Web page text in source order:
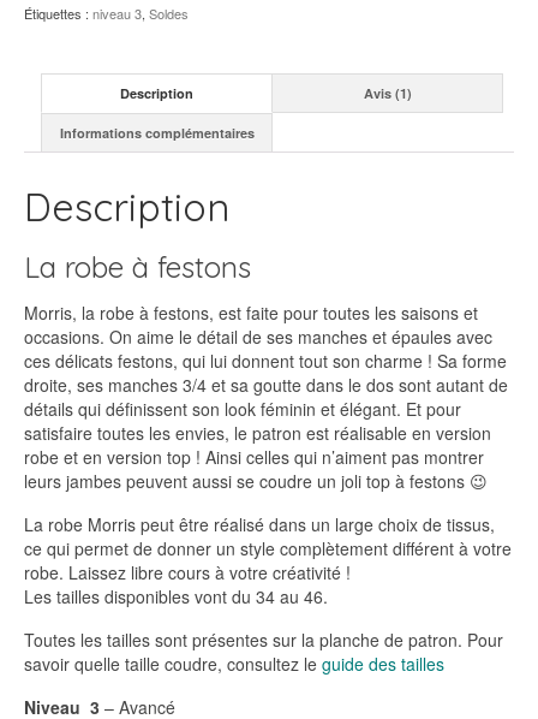
Étiquettes : niveau 3, Soldes
Description Avis (1)
Informations complémentaires
Description
La robe à festons
Morris, la robe à festons, est faite pour toutes les saisons et
occasions. On aime le détail de ses manches et épaules avec
ces délicats festons, qui lui donnent tout son charme ! Sa forme
droite, ses manches 3/4 et sa goutte dans le dos sont autant de
détails qui définissent son look féminin et élégant. Et pour
satisfaire toutes les envies, le patron est réalisable en version
robe et en version top ! Ainsi celles qui n’aiment pas montrer
leurs jambes peuvent aussi se coudre un joli top à festons 😉
La robe Morris peut être réalisé dans un large choix de tissus,
ce qui permet de donner un style complètement différent à votre
robe. Laissez libre cours à votre créativité !
Les tailles disponibles vont du 34 au 46.
Toutes les tailles sont présentes sur la planche de patron. Pour
savoir quelle taille coudre, consultez le guide des tailles
Niveau 3 – Avancé